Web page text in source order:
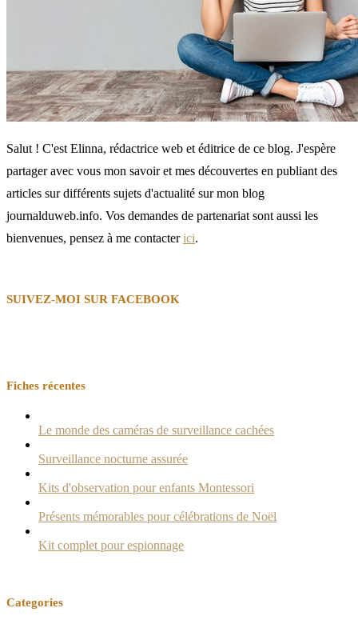
Salut ! C'est Elinna, rédactrice web et éditrice de ce blog. J'espère
partager avec vous mon savoir et mes découvertes en publiant des
articles sur différents sujets d'actualité sur mon blog
journalduweb.info. Vos demandes de partenariat sont aussi les
bienvenues, pensez à me contacterici.
SUIVEZ-MOI SUR FACEBOOK
Fiches récentes
Le monde des caméras de surveillance cachées
Surveillance nocturne assurée
Kits d'observation pour enfants Montessori
Présents mémorables pour célébrations de Noël
Kit complet pour espionnage
Categories